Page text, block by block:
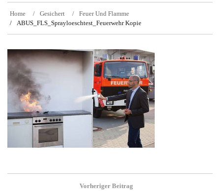
Home Gesichert
Feuer Und Flamme
ABUS_FLS_Sprayloeschtest_Feuerwehr Kopie
Vorheriger Beitrag